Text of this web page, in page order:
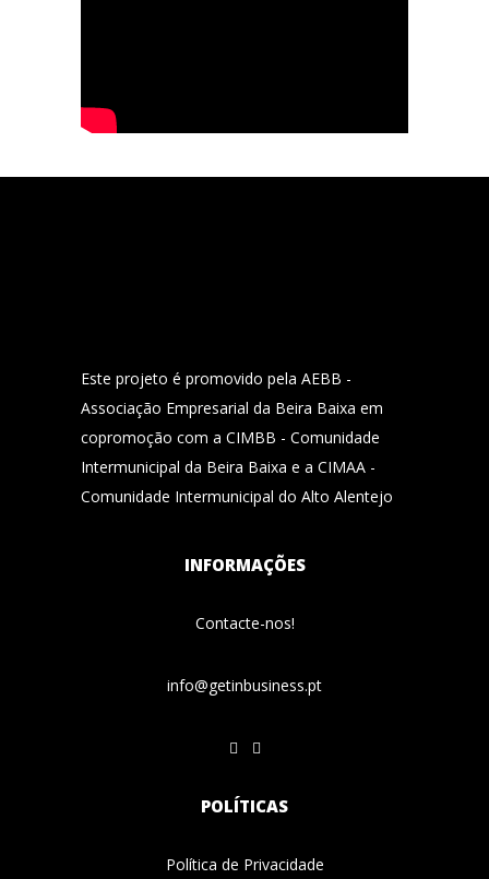
Este projeto é promovido pela AEBB -
Associação Empresarial da Beira Baixa em
copromoção com a CIMBB - Comunidade
Intermunicipal da Beira Baixa e a CIMAA -
Comunidade Intermunicipal do Alto Alentejo
INFORMAÇÕES
Contacte-nos!
info@getinbusiness.pt
POLÍTICAS
Política de Privacidade